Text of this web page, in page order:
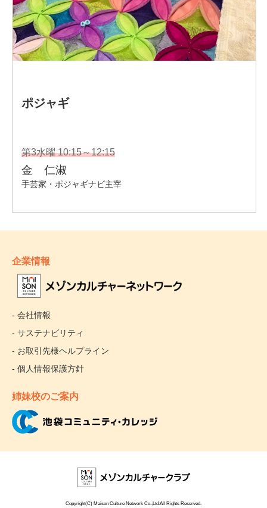
企業情報
- 会社情報
- サステナビリティ
- お取引先様ヘルプライン
- 個人情報保護方針
姉妹校のご案内
Copyright(C) Maison Culture Network Co.,Ltd.All Rights Reserved.